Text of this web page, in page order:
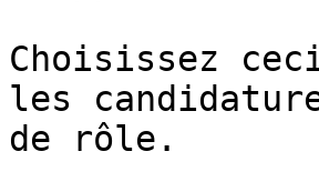
Choisissez
les
de rôle.